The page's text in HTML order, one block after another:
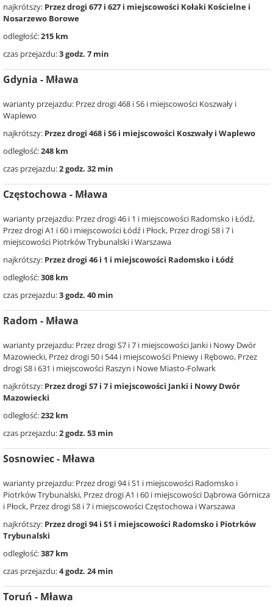
najkrótszy: Przez drogi 677 i 627 i miejscowości Kołaki Kościelne i
Nosarzewo Borowe
odległość:215 km
czas przejazdu:3 godz. 7 min
Gdynia - Mława
warianty przejazdu: Przez drogi 468 i S6 i miejscowości Koszwały i
Waplewo
najkrótszy: Przez drogi 468 i S6 i miejscowości Koszwały i Waplewo
odległość:248 km
czas przejazdu:2 godz. 32 min
Częstochowa - Mława
warianty przejazdu: Przez drogi 46 i 1 i miejscowości Radomsko i Łódź,
Przez drogi A1 i 60 i miejscowości Łódź i Płock, Przez drogi S8 i 7 i
miejscowości Piotrków Trybunalski i Warszawa
najkrótszy: Przez drogi 46 i 1 i miejscowości Radomsko i Łódź
odległość:308 km
czas przejazdu:3 godz. 40 min
Radom - Mława
warianty przejazdu: Przez drogi S7 i 7 i miejscowości Janki i Nowy Dwór
Mazowiecki, Przez drogi 50 i 544 i miejscowości Pniewy i Rębowo, Przez
drogi S8 i 631 i miejscowości Raszyn i Nowe Miasto-Folwark
najkrótszy: Przez drogi S7 i 7 i miejscowości Janki i Nowy Dwór
Mazowiecki
odległość:232 km
czas przejazdu:2 godz. 53 min
Sosnowiec - Mława
warianty przejazdu: Przez drogi 94 i S1 i miejscowości Radomsko i
Piotrków Trybunalski, Przez drogi A1 i 60 i miejscowości Dąbrowa Górnicza
i Płock, Przez drogi S8 i 7 i miejscowości Częstochowa i Warszawa
najkrótszy: Przez drogi 94 i S1 i miejscowości Radomsko i Piotrków
Trybunalski
odległość:387 km
czas przejazdu:4 godz. 24 min
Toruń - Mława